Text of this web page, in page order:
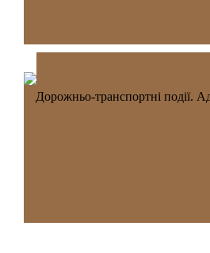
Дорожньо-транспортні події.